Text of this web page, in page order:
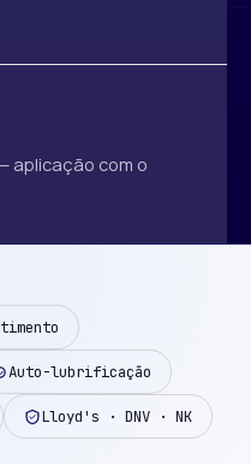
aplicação com o
Auto-lubrificação
Lloyd's · DNV · NK